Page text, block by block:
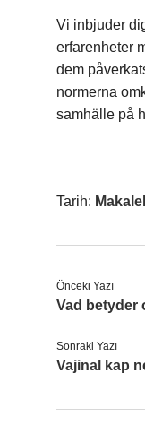
Vi inbjuder
erfarenheter
dem
normerna
samhälle på
Tarih:
Önceki Yazı
Vad betyder
Sonraki Yazı
Vajinal kap